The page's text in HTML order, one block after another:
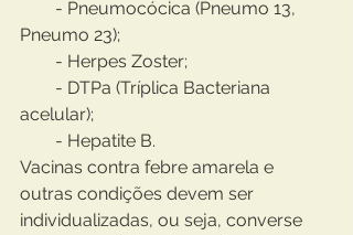
Pneumo 23);
        - Herpes Zoster;
acelular);
        - Hepatite B.
Vacinas contra febre amarela e
outras condições devem ser
individualizadas, ou seja, converse